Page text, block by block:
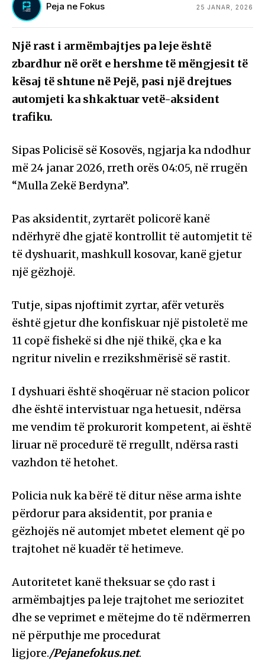
Peja ne Fokus 25 JANAR, 2026
Një rast i armëmbajtjes pa leje është
zbardhur në orët e hershme të mëngjesit të
kësaj të shtune në Pejë, pasi një drejtues
automjeti ka shkaktuar vetë-aksident
trafiku.
Sipas Policisë së Kosovës, ngjarja ka ndodhur
më 24 janar 2026, rreth orës 04:05, në rrugën
“Mulla Zekë Berdyna”.
Pas aksidentit, zyrtarët policorë kanë
ndërhyrë dhe gjatë kontrollit të automjetit të
të dyshuarit, mashkull kosovar, kanë gjetur
një gëzhojë.
Tutje, sipas njoftimit zyrtar, afër veturës
është gjetur dhe konfiskuar një pistoletë me
11 copë fishekë si dhe një thikë, çka e ka
ngritur nivelin e rrezikshmërisë së rastit.
I dyshuari është shoqëruar në stacion policor
dhe është intervistuar nga hetuesit, ndërsa
me vendim të prokurorit kompetent, ai është
liruar në procedurë të rregullt, ndërsa rasti
vazhdon të hetohet.
Policia nuk ka bërë të ditur nëse arma ishte
përdorur para aksidentit, por prania e
gëzhojës në automjet mbetet element që po
trajtohet në kuadër të hetimeve.
Autoritetet kanë theksuar se çdo rast i
armëmbajtjes pa leje trajtohet me seriozitet
dhe se veprimet e mëtejme do të ndërmerren
në përputhje me procedurat
ligjore./Pejanefokus.net.